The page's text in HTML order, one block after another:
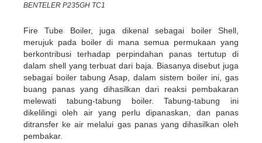
BENTELER P235GH TC1
Fire Tube Boiler, juga dikenal sebagai boiler Shell,
merujuk pada boiler di mana semua permukaan yang
berkontribusi terhadap perpindahan panas tertutup di
dalam shell yang terbuat dari baja. Biasanya disebut juga
sebagai boiler tabung Asap, dalam sistem boiler ini, gas
buang panas yang dihasilkan dari reaksi pembakaran
melewati tabung-tabung boiler. Tabung-tabung ini
dikelilingi oleh air yang perlu dipanaskan, dan panas
ditransfer ke air melalui gas panas yang dihasilkan oleh
pembakar.